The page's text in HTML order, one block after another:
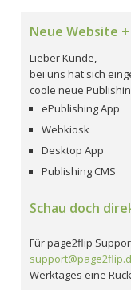
Neue Website
Lieber Kunde,
bei uns hat sich
coole neue
ePublishing App
Webkiosk
Desktop App
Publishing CMS
Schau doch
Für page2flip
Werktages eine